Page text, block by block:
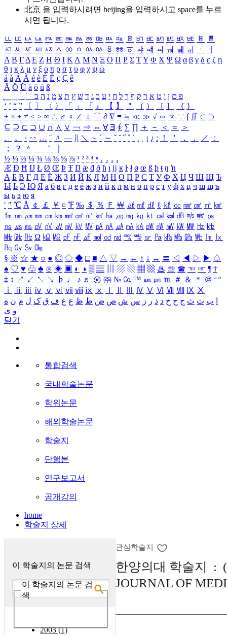
北京 을 입력하시려면 beijing을 입력하시고 space를 누르
시면 됩니다.
ㅥ ㅦ ㅧ ㅨ ㅩ ㅪ ㅫ ㅬ ㅭ ㅮ ㅯ ㅰ ㅱ ㅲ ㅳ ㅴ ㅵ ㅶ ㅷ ㅸ
ㅹ
ㅺ ㅻ ㅼ ㅽ ㅾ ㅿ ㆀ ㆁ ㆂ ㆃ ㆄ ㆅ ㆆ ㆇ ㆈ ㆉ ㆊ ㆋ ㆌ ㆍ
ㆎ
Α Β ΓΔ Ε Ζ Η Θ Ι ΚΛ Μ Ν Ξ Ο Π Ρ Σ ΤΥ Φ Χ Ψ Ω α β γ δ ε ζ η
θ ι κ λ μ ν ξ ο π ρ σ τ υ φ χ ψ ω
á à Á À é è É È ç Ç ê
Ä Ö Ü ä ö ü ß
ִֶֹ ֻּ ׁׂ פ ם ן ו ט א ר ק ף ך ל ח י ע כ ג ד ש ץ ת צ מ נ ה ב
‘ ’ “ ” 〔 〕 〈 〉 「 」 『 』 【 】 ＂ （ ） ［ ］ ｛ ｝
± × ÷ ≠ ≤ ≥ ∞ ∴ ♂ ♀ ∠ ⊥ ⌒ ∂ ∇ ≡ ≒ ≪ ≫ √ ∽ ∝ ∵ ∫ ∬ ∈ ∋
⊆ ⊇ ⊂ ⊃ ∪ ∩ ∧ ∨ ￢ ⇒ ⇔ ∀ ∃ ∮ ∑ ∏ ＋ － ＜ ＝
＞
、
。 · ‥ … ¨ 〃 ― ＼ ∼ ´ ～ ˇ ˘ ˝ ˚ ˙ ¸ ¡ ¿ ː ！ ＇ ， ． ／
：
；
？ ＾ ｀
½ ⅓ ⅔ ¼ ¾ ⅛ ⅜ ⅝ ⅞ ¹ ² ³ ⁴ ⁿ ₁ ₂ ₃ ₄
Æ Ð Ħ Ĳ Ł Ø Œ Þ Ŧ Ŋ æ đ ð ħ ı ĳ ĸ ŀ ł ø œ ß þ ŧ ŋ ŉ
А Б В Г Д Е Ё Ж З И Й К Л М Н О П Р С Т У Ф Х Ц Ч Ш Щ Ъ
Ы Ь Э Ю Я а б в г д е ё ж з и й к л м н о п р с т у ф х ц ч ш щ ъ
ы ь э ю я
′ ″ ℃ Å ￠ ￡ ￥ ¤ ℉ ‰ ＄ ％ Ｆ ￦ ㎕ ㎖ ㎗ ℓ ㎘ ㏄ ㎣ ㎤ ㎥ ㎦
㎙ ㎚ ㎛ ㎜ ㎝ ㎞ ㎟ ㎠ ㎡ ㎢ ㏊ ㎍ ㎎ ㎏ ㏏ ㎈ ㎉ ㏈ ㎧ ㎨ ㎰
㎱ ㎲ ㎳ ㎴ ㎵ ㎶ ㎷ ㎸ ㎹ ㎀ ㎁ ㎂ ㎃ ㎄ ㎺ ㎻ ㎽ ㎾ ㎿ ㎐ ㎑
㎒ ㎓ ㎔ Ω ㏀ ㏁ ㎊ ㎋ ㎌ ㏖ ㏅ ㎭ ㎮ ㎯ ㏛ ㎩ ㎪ ㎫ ㎬ ㏝ ㏐
㏓
㏃ ㏉ ㏜ ㏆
§ ※ ☆ ★ ○ ● ◎ ◇ ◆ □ ■ △ ▽ → ← ↑ ↓ ↔ 〓 ◁ ◀ ▷ ▶ ♤
♠ ♡ ♥ ♧ ♣ ⊙ ◈ ▣ ◐ ◑ ▒ ▤ ▨ ▧ ▦ ▩ ♨ ☏ ☎ ☜ ☞ ¶ †
‡ ↕ ↗ ↙ ↖ ↘ ♭ ♩ ♪ ♬ ㉿ ㈜ № ㏇ ™ ㏂ ㏘ ℡ ＃ ＆ ＊ ＠ ª º
ⅰ
ⅱ ⅲ ⅳ ⅴ ⅵ ⅶ ⅷ ⅸ ⅹ Ⅳ Ⅴ Ⅵ Ⅶ Ⅷ Ⅸ Ⅹ
ب ت ث ج ح خ د ذ ر ز س ش ص ض ط ظ ع غ ف ق ک ل م ن ه
و ی
닫기
통합검색
국내학술논문
학위논문
해외학술논문
학술지
단행본
연구보고서
공개강의
home
학술지 상세
이 학술지의 논문 검색
이 학술지의 논문 검
색
2003 (1)
관심학술지
한양의대 학술지 :
JOURNAL OF